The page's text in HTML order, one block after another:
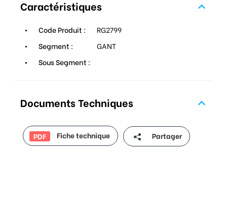
Caractéristiques
Code Produit :
RG2799
Segment :
GANT
Sous Segment :
Documents Techniques
PDF Fiche technique Partager